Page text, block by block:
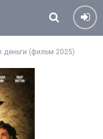
деньги (фильм 2025)